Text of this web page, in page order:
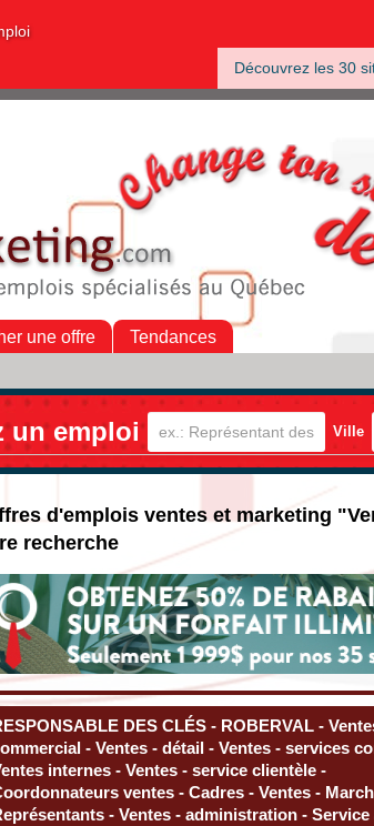
Découvrez les 30
une offre Tendances
un emploi Ville
d'emplois ventes et marketing
recherche
DES CLÉS - ROBERVAL -
- Ventes - détail - Ventes - services
internes - Ventes - service clientèle -
ventes - Cadres - Ventes -
- Ventes - administration - Service